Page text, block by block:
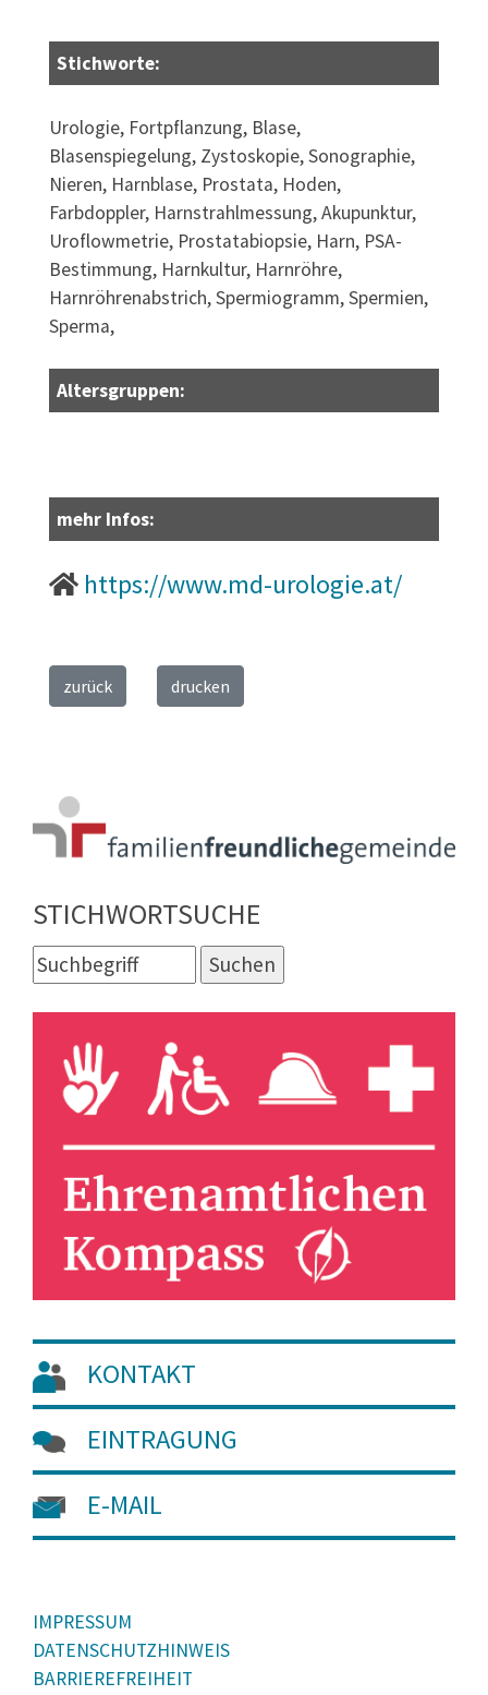
Stichworte:
Urologie, Fortpflanzung, Blase,
Blasenspiegelung, Zystoskopie, Sonographie,
Nieren, Harnblase, Prostata, Hoden,
Farbdoppler, Harnstrahlmessung, Akupunktur,
Uroflowmetrie, Prostatabiopsie, Harn, PSA-
Bestimmung, Harnkultur, Harnröhre,
Harnröhrenabstrich, Spermiogramm, Spermien,
Sperma,
Altersgruppen:
mehr Infos:
https://www.md-urologie.at/
zurück drucken
STICHWORTSUCHE
KONTAKT
EINTRAGUNG
E-MAIL
IMPRESSUM
DATENSCHUTZHINWEIS
BARRIEREFREIHEIT